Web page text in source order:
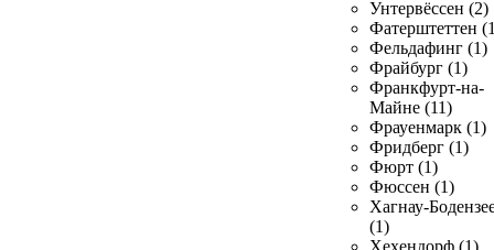
Унтервёссен (2)
Фатерштеттен
Фельдафинг (1)
Фрайбург (1)
Франкфурт-на-
Майне (11)
Фрауенмарк (1)
Фридберг (1)
Фюрт (1)
Фюссен (1)
Хагнау-
(1)
Хехендорф (1)